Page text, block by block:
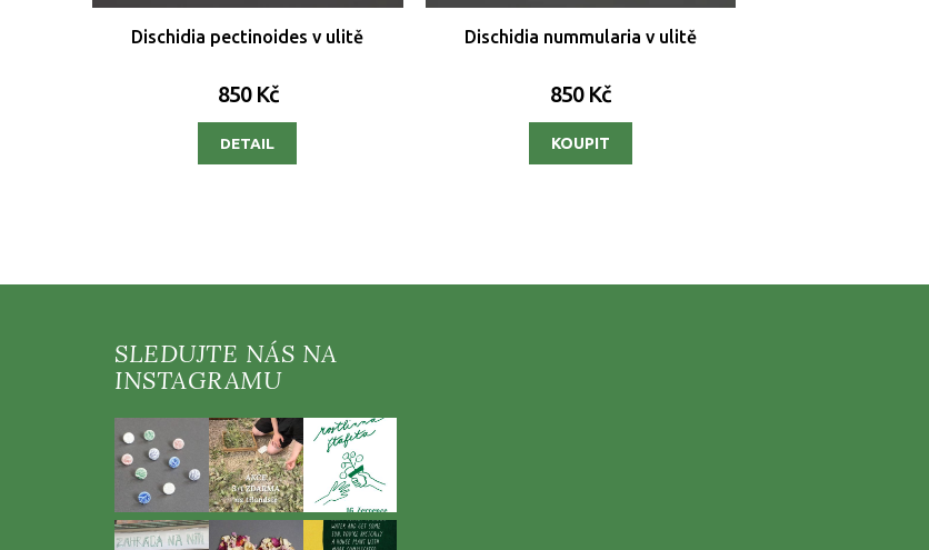
Dischidia pectinoides v ulitě
850 Kč
DETAIL
Dischidia nummularia v ulitě
850 Kč